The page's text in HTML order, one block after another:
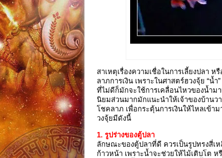
สาเหตุเรื่องความเชื่อในการเลี้ยงปลา
ลาภการเงิน เพราะในศาสตร์ฮวงจุ้ย “น้
ที่ไม่ดีก็มักจะใช้การเคลื่อนไหวของน้ำ
นิยมส่วนมากมักแนะนำให้เจ้าของบ้านว
โชคลาภ เพื่อกระตุ้นการเงินให้ไหลเข้า
วงจุ้ยมีดังนี้
1. รูปร่างของตู้ปลา
ลักษณะของตู้ปลาที่ดี ควรเป็นรูปทรงสี่เห
ก้าวหน้า เพราะน้ำจะช่วยให้ไม้เติบโต